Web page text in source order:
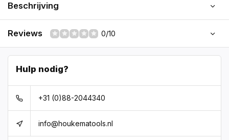
Beschrijving
Reviews 0/10
Hulp nodig?
+31 (0)88-2044340
info@houkematools.nl